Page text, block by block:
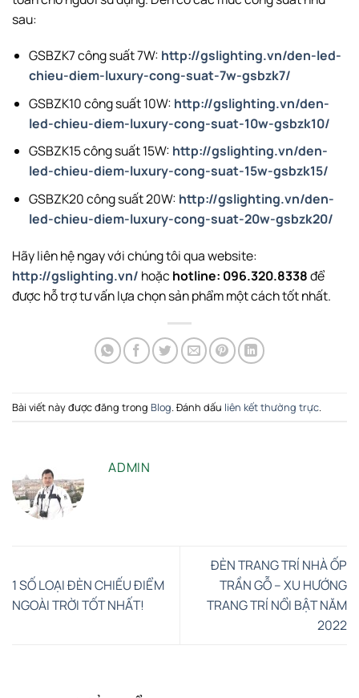
sau:
GSBZK7 công suất 7W: http://gslighting.vn/den-led-
chieu-diem-luxury-cong-suat-7w-gsbzk7/
GSBZK10 công suất 10W: http://gslighting.vn/den-
led-chieu-diem-luxury-cong-suat-10w-gsbzk10/
GSBZK15 công suất 15W: http://gslighting.vn/den-
led-chieu-diem-luxury-cong-suat-15w-gsbzk15/
GSBZK20 công suất 20W: http://gslighting.vn/den-
led-chieu-diem-luxury-cong-suat-20w-gsbzk20/
Hãy liên hệ ngay với chúng tôi qua website:
http://gslighting.vn/ hoặc hotline: 096.320.8338để
được hỗ trợ tư vấn lựa chọn sản phẩm một cách tốt nhất.
Bài viết này được đăng trong Blog. Đánh dấu liên kết thường trực.
ADMIN
1 SỐ LOẠI ĐÈN CHIẾU ĐIỂM
NGOÀI TRỜI TỐT NHẤT!
ĐÈN TRANG TRÍ NHÀ ỐP
TRẦN GỖ – XU HƯỚNG
TRANG TRÍ NỔI BẬT NĂM
2022